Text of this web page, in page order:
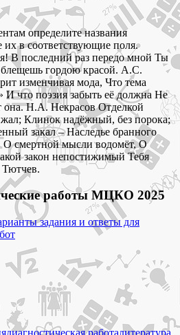
определите названия
в соответствующие поля.
В последний раз передо мной Ты
гордою красой. А.С.
изменчивая мода, Что тема
И что поэзия забыть её должна Не
она. Н.А. Некрасов Отделкой
Клинок надёжный, без порока;
закал – Наследье бранного
смертной мысли водомёт, О
закон непостижимый Тебя
Тютчев.
работы МЦКО 2025
задания и ответы для